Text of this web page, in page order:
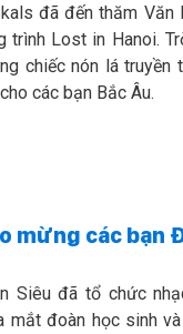
đã đến thăm Văn
trình Lost in Hanoi.
chiếc nón lá truyền
các bạn Bắc Âu.
mừng các bạn
Siêu đã tổ chức
mắt đoàn học sinh